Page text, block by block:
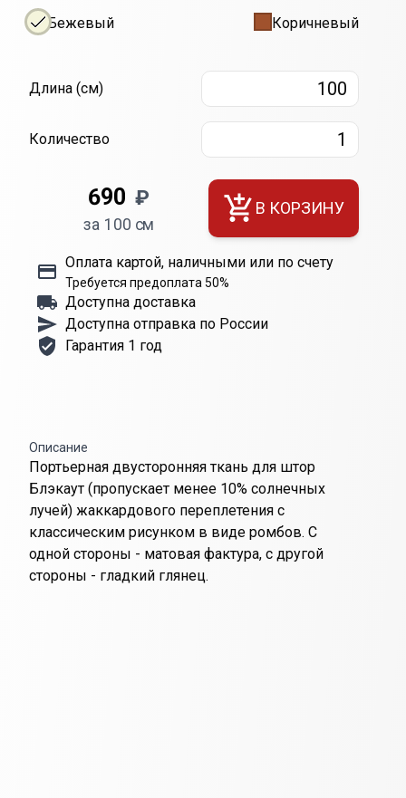
Бежевый Коричневый
Длина
Длина (см)
Количество
690 ₽
за 100 см
В КОРЗИНУ
Оплата картой, наличными или по счету
Требуется предоплата 50%
Доступна доставка
Доступна отправка по России
Гарантия 1 год
Описание
Портьерная двусторонняя ткань для штор
Блэкаут (пропускает менее 10% солнечных
лучей) жаккардового переплетения с
классическим рисунком в виде ромбов. С
одной стороны - матовая фактура, с другой
стороны - гладкий глянец.